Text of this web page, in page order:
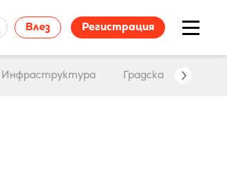
Влез Регистрация
Инфраструктура Градска среда